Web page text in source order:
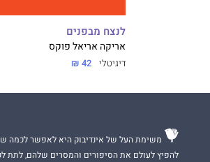
לנצח מבפנים
אריקה אריאל פוקס
דיגיטלי 42 ₪
משימת העל של אינדיבוק היא לאפשר לכמה
להפיץ לעולם את הסיפורים והמסרים שלהם, לתת